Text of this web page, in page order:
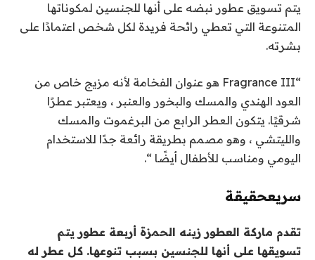
يتم تسويق عطور نبضه على أنها للجنسين لمكوناتها
المتنوعة التي تعطي رائحة فريدة لكل شخص اعتمادًا على
بشرته.
“Fragrance III هو عنوان الفخامة لأنه مزيج خاص من
العود الهندي والمسك والبخور والعنبر ، ويعتبر عطرًا
شرقيًا. يتكون العطر الرابع من البرغموت والمسك
والليتشي ، وهو مصمم بطريقة رائعة جدًا للاستخدام
اليومي ومناسب للأطفال أيضًا “.
سريعحقيقة
تقدم ماركة العطور زينه الحمزة أربعة عطور يتم
تسويقها على أنها للجنسين بسبب تنوعها. كل عطر له